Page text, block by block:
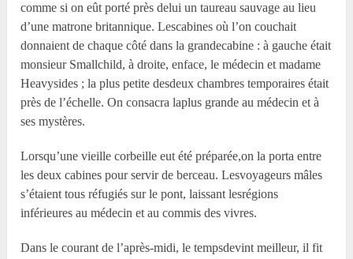
comme si on eût porté près delui un taureau sauvage au lieu
d’une matrone britannique. Lescabines où l’on couchait
donnaient de chaque côté dans la grandecabine : à gauche était
monsieur Smallchild, à droite, enface, le médecin et madame
Heavysides ; la plus petite desdeux chambres temporaires était
près de l’échelle. On consacra laplus grande au médecin et à
ses mystères.
Lorsqu’une vieille corbeille eut été préparée,on la porta entre
les deux cabines pour servir de berceau. Lesvoyageurs mâles
s’étaient tous réfugiés sur le pont, laissant lesrégions
inférieures au médecin et au commis des vivres.
Dans le courant de l’après-midi, le tempsdevint meilleur, il fit